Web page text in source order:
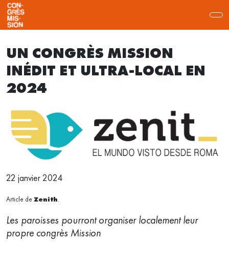
UN CONGRÈS MISSION
INÉDIT ET ULTRA-LOCAL EN
2024
22 janvier 2024
Article deZenith.
Les paroisses pourront organiser localement leur
propre congrès Mission